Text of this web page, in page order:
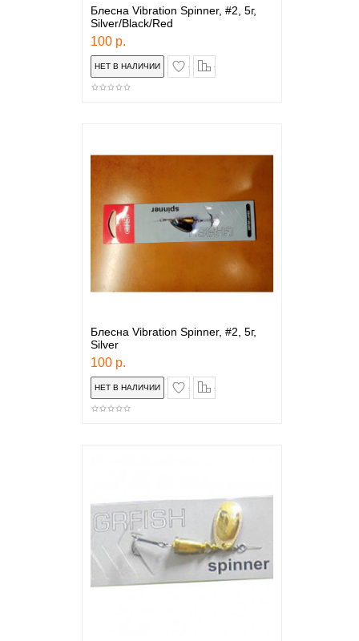
Блесна Vibration Spinner, #2, 5г,
Silver/Black/Red
100 р.
в закладки
Блесна Vibration Spinner, #2, 5г,
Silver
100 р.
в закладки